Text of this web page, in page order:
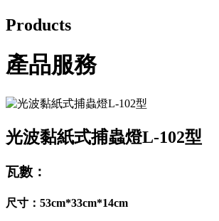
Products
產品服務
光波黏紙式捕蟲燈L-102型
瓦數：
尺寸：53cm*33cm*14cm